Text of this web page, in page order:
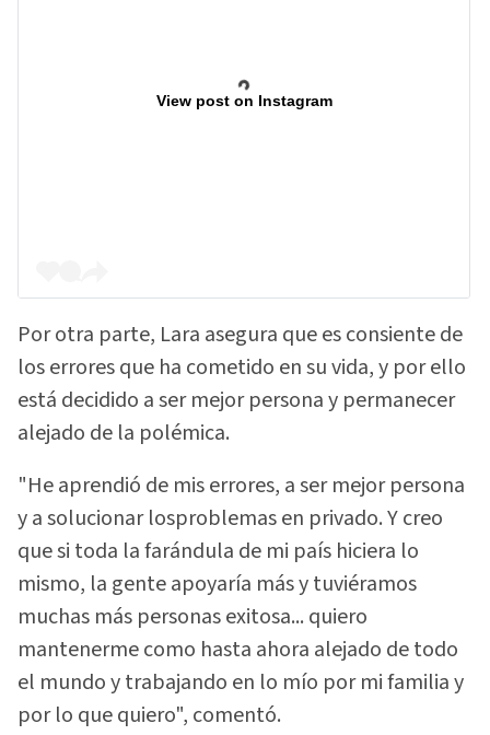
View post on Instagram
Por otra parte, Lara asegura que es consiente de
los errores que ha cometido en su vida, y por ello
está decidido a ser mejor persona y permanecer
alejado de la polémica.
"He aprendió de mis errores, a ser mejor persona
y a solucionar losproblemas en privado. Y creo
que si toda la farándula de mi país hiciera lo
mismo, la gente apoyaría más y tuviéramos
muchas más personas exitosa... quiero
mantenerme como hasta ahora alejado de todo
el mundo y trabajando en lo mío por mi familia y
por lo que quiero", comentó.